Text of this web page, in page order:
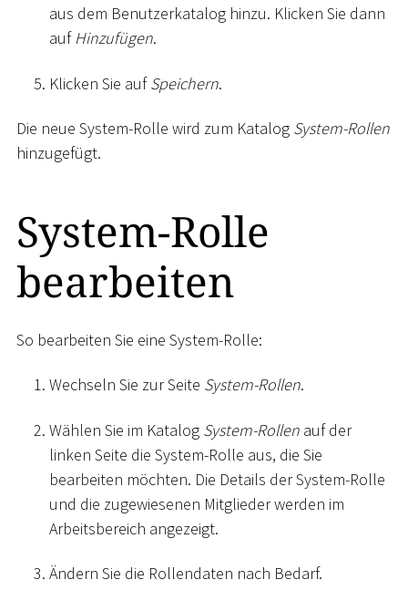
aus dem Benutzerkatalog hinzu. Klicken Sie dann
aufHinzufügen.
Klicken Sie aufSpeichern.
Die neue System-Rolle wird zum Katalog System-Rollen
hinzugefügt.
System-Rolle
bearbeiten
So bearbeiten Sie eine System-Rolle:
Wechseln Sie zur Seite System-Rollen.
Wählen Sie im Katalog System-Rollen auf der
linken Seite die System-Rolle aus, die Sie
bearbeiten möchten. Die Details der System-Rolle
und die zugewiesenen Mitglieder werden im
Arbeitsbereich angezeigt.
Ändern Sie die Rollendaten nach Bedarf.